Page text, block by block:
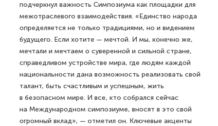
подчеркнул важность Симпозиума как площадки для
межотраслевого взаимодействия. «Единство народа
определяется не только традициями, но и видением
будущего. Если хотите — мечтой. И мы, конечно же,
мечтали и мечтаем о суверенной и сильной стране,
справедливом устройстве мира, где людям каждой
национальности дана возможность реализовать свой
талант, быть счастливым и успешным, жить
в безопасном мире. И все, кто собрался сейчас
на Международном симпозиуме, вносят в это свой
огромный вклад», — отметил он. Ключевые акценты